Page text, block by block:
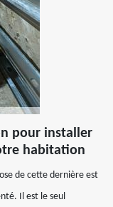
pour installer
habitation
de cette dernière est
Il est le seul